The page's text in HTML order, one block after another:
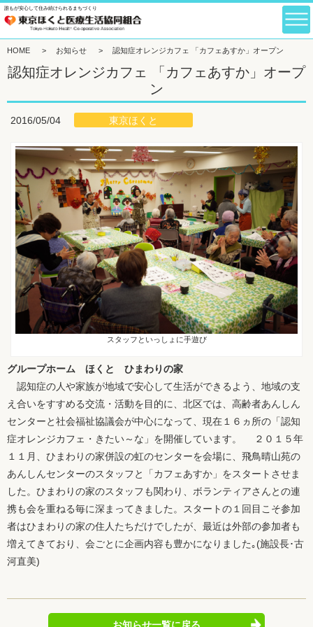
誰もが安心して住み続けられるまちづくり
HOME > お知らせ > 認知症オレンジカフェ 「カフェあすか」オープン
認知症オレンジカフェ 「カフェあすか」オープ
ン
2016/05/04 東京ほくと
スタッフといっしょに手遊び
グループホーム ほくと ひまわりの家
認知症の人や家族が地域で安心して生活ができるよう、地域の支
え合いをすすめる交流・活動を目的に、北区では、高齢者あんしん
センターと社会福祉協議会が中心になって、現在１６ヵ所の「認知
症オレンジカフェ・きたい～な」を開催しています。 ２０１５年
１１月、ひまわりの家併設の虹のセンターを会場に、飛鳥晴山苑の
あんしんセンターのスタッフと「カフェあすか」をスタートさせま
した。ひまわりの家のスタッフも関わり、ボランティアさんとの連
携も会を重ねる毎に深まってきました。スタートの１回目こそ参加
者はひまわりの家の住人たちだけでしたが、最近は外部の参加者も
増えてきており、会ごとに企画内容も豊かになりました｡(施設長･古
河直美)